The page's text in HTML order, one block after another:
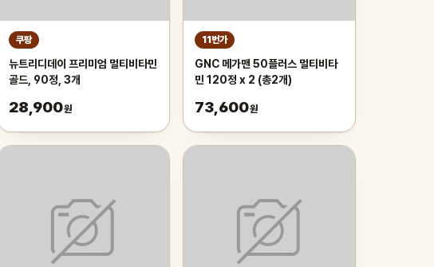
쿠팡
뉴트리디데이 프리미엄 멀티비타민
골드, 90정, 3개
28,900원
11번가
GNC 메가맨 50플러스 멀티비타
민 120정 x 2 (총2개)
73,600원